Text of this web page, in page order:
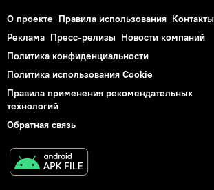
О проекте Правила использования Контакты
Реклама Пресс-релизы Новости компаний
Политика конфиденциальности
Политика использования Cookie
Правила применения рекомендательных
технологий
Обратная связь